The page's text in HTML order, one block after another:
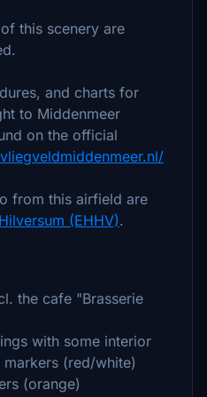
this scenery are
and charts for
to Middenmeer
on the official
from this airfield are
Hilversum (EHHV).
the cafe "Brasserie
with some interior
(red/white)
(orange)